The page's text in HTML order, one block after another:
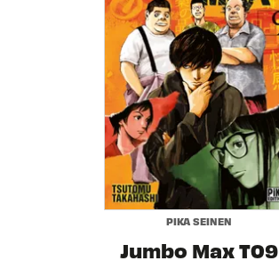
PIKA SEINEN
Jumbo Max T09